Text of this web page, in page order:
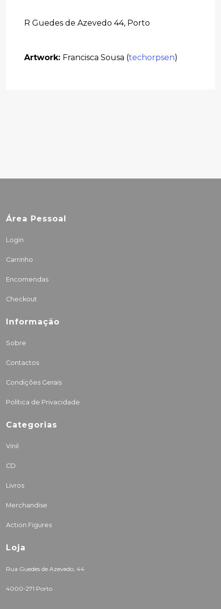
R Guedes de Azevedo 44, Porto
Artwork: Francisca Sousa (techorpsen)
Área Pessoal
Login
Carrinho
Encomendas
Checkout
Informação
Sobre
Contactos
Condições Gerais
Política de Privacidade
Categorias
Vinil
CD
Livros
Merchandise
Action Figures
Loja
Rua Guedes de Azevedo, 44
4000-271 Porto